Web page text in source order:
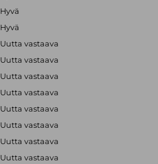
Hyvä
Hyvä
Uutta vastaava
Uutta vastaava
Uutta vastaava
Uutta vastaava
Uutta vastaava
Uutta vastaava
Uutta vastaava
Uutta vastaava